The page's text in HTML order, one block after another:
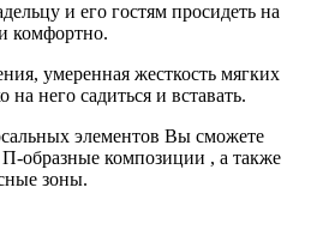
и его гостям просидеть на
комфортно.
умеренная жесткость мягких
на него садиться и вставать.
элементов Вы сможете
образные композиции , а также
зоны.